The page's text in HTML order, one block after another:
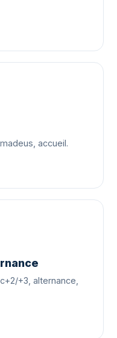
accueil.
+3, alternance,